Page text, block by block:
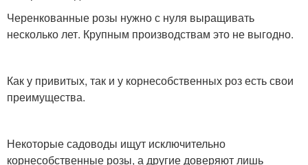
Черенкованные розы нужно с нуля выращивать
несколько лет. Крупным производствам это не выгодно.
Как у привитых, так и у корнесобственных роз есть свои
преимущества.
Некоторые садоводы ищут исключительно
корнесобственные розы, а другие доверяют лишь